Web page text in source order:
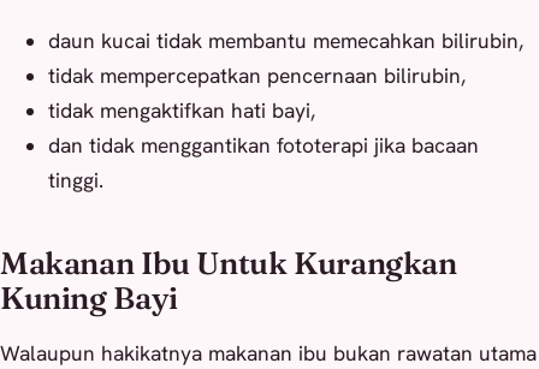
daun kucai tidak membantu memecahkan bilirubin,
tidak mempercepatkan pencernaan bilirubin,
tidak mengaktifkan hati bayi,
dan tidak menggantikan fototerapi jika bacaan
tinggi.
Makanan Ibu Untuk Kurangkan
Kuning Bayi
Walaupun hakikatnya makanan ibu bukan rawatan utama